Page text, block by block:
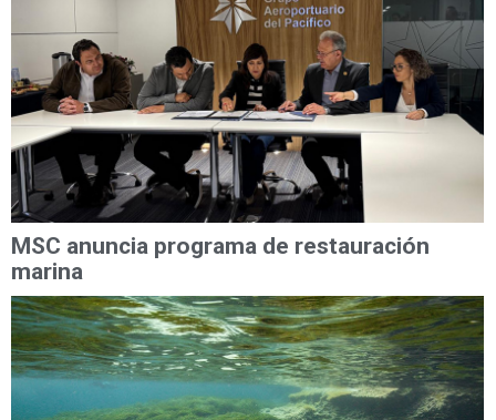
MSC anuncia programa de restauración
marina